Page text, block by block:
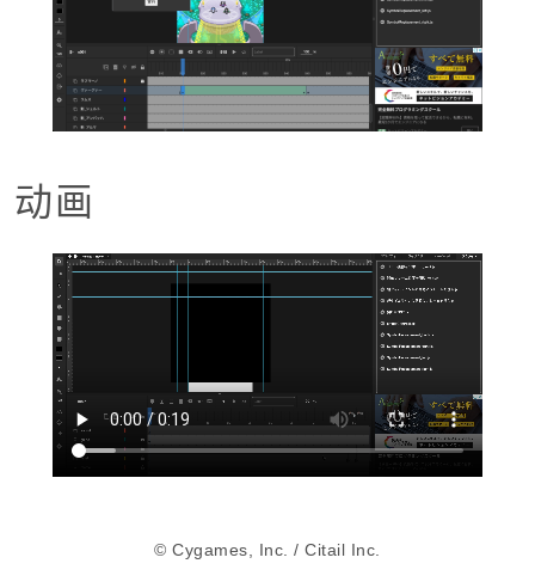
动画
© Cygames, Inc. / Citail Inc.